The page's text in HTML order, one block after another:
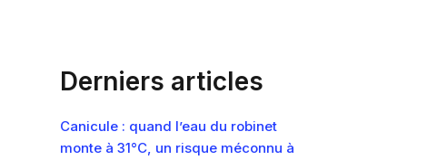
Derniers articles
Canicule : quand l’eau du robinet
monte à 31°C, un risque méconnu à